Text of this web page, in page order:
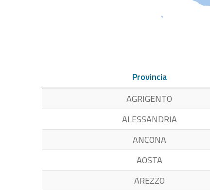
Provincia
AGRIGENTO
ALESSANDRIA
ANCONA
AOSTA
AREZZO